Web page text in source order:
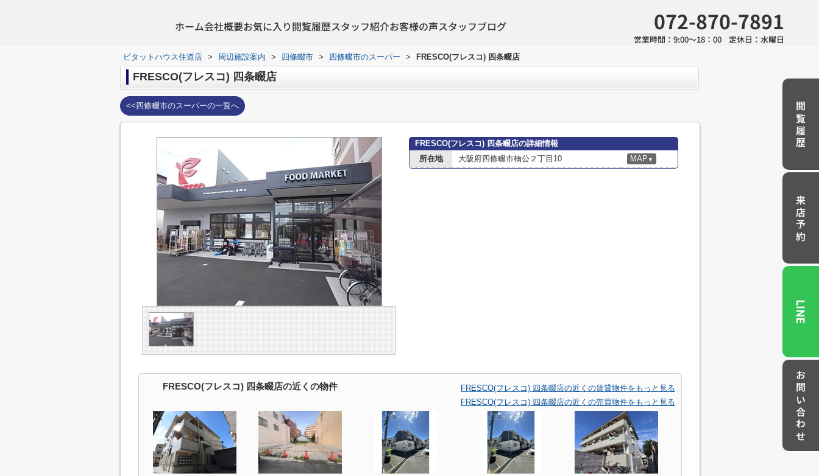
ホーム会社概要お気に入り閲覧履歴スタッフ紹介お客様の声スタッフブログ 072-870-7891
営業時間： 9:00～18：00 定休日： 水曜日
閲覧履歴
来店予約
LINE
お問い合わせ
ピタットハウス住道店 > 周辺施設案内 > 四條畷市 > 四條畷市のスーパー > FRESCO(フレスコ) 四条畷店
FRESCO(フレスコ) 四条畷店
<<四條畷市のスーパーの一覧へ
FRESCO(フレスコ) 四条畷店の詳細情報
所在地
大阪府四條畷市楠公２丁目10 MAP ▼
FRESCO(フレスコ) 四条畷店の近くの物件
FRESCO(フレスコ) 四条畷店の近くの賃貸物件をもっと見る
FRESCO(フレスコ) 四条畷店の近くの売買物件をもっと見る